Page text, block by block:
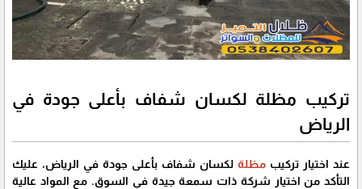
تركيب مظلة لكسان شفاف بأعلى جودة في
الرياض
عند اختيار تركيب مظلة لكسان شفاف بأعلى جودة في الرياض، عليك
التأكد من اختيار شركة ذات سمعة جيدة في السوق. مع المواد عالية